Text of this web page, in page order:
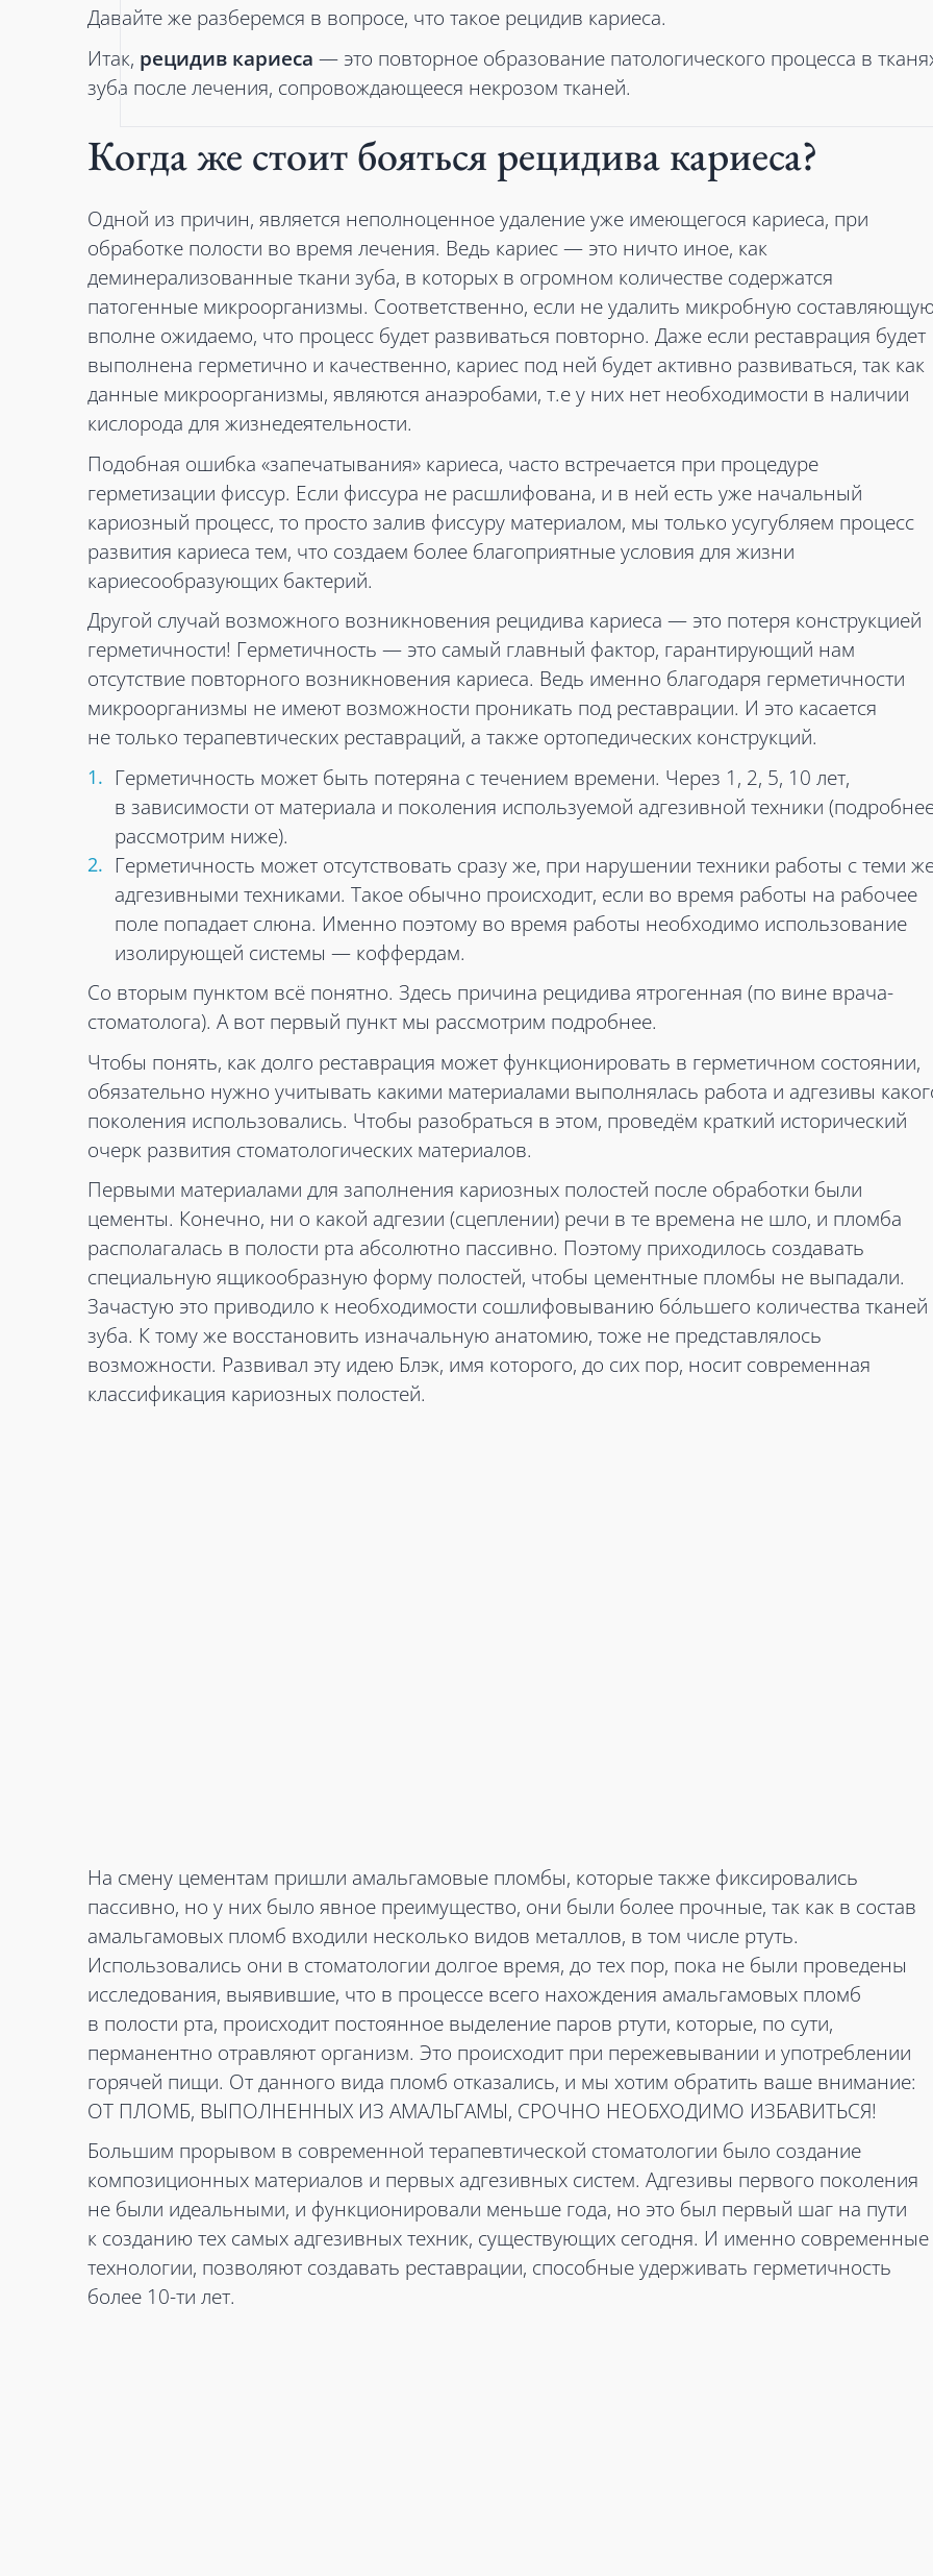
Давайте же разберемся в вопросе, что такое рецидив кариеса.
Итак, рецидив кариеса — это повторное образование патологического процесса в
зуба после лечения, сопровождающееся некрозом тканей.
Когда же стоит бояться рецидива кариеса?
Одной из причин, является неполноценное удаление уже имеющегося кариеса, при
обработке полости во время лечения. Ведь кариес — это ничто иное, как
деминерализованные ткани зуба, в которых в огромном количестве содержатся
патогенные микроорганизмы. Соответственно, если не удалить микробную
вполне ожидаемо, что процесс будет развиваться повторно. Даже если реставрация будет
выполнена герметично и качественно, кариес под ней будет активно развиваться, так как
данные микроорганизмы, являются анаэробами, т.е у них нет необходимости в наличии
кислорода для жизнедеятельности.
Подобная ошибка «запечатывания» кариеса, часто встречается при процедуре
герметизации фиссур. Если фиссура не расшлифована, и в ней есть уже начальный
кариозный процесс, то просто залив фиссуру материалом, мы только усугубляем процесс
развития кариеса тем, что создаем более благоприятные условия для жизни
кариесообразующих бактерий.
Другой случай возможного возникновения рецидива кариеса — это потеря конструкцией
герметичности! Герметичность — это самый главный фактор, гарантирующий нам
отсутствие повторного возникновения кариеса. Ведь именно благодаря герметичности
микроорганизмы не имеют возможности проникать под реставрации. И это касается
не только терапевтических реставраций, а также ортопедических конструкций.
Герметичность может быть потеряна с течением времени. Через 1, 2, 5, 10 лет,
в зависимости от материала и поколения используемой адгезивной техники
рассмотрим ниже).
Герметичность может отсутствовать сразу же, при нарушении техники работы с теми
адгезивными техниками. Такое обычно происходит, если во время работы на рабочее
поле попадает слюна. Именно поэтому во время работы необходимо использование
изолирующей системы — коффердам.
Со вторым пунктом всё понятно. Здесь причина рецидива ятрогенная (по вине врача-
стоматолога). А вот первый пункт мы рассмотрим подробнее.
Чтобы понять, как долго реставрация может функционировать в герметичном состоянии,
обязательно нужно учитывать какими материалами выполнялась работа и адгезивы
поколения использовались. Чтобы разобраться в этом, проведём краткий исторический
очерк развития стоматологических материалов.
Первыми материалами для заполнения кариозных полостей после обработки были
цементы. Конечно, ни о какой адгезии (сцеплении) речи в те времена не шло, и пломба
располагалась в полости рта абсолютно пассивно. Поэтому приходилось создавать
специальную ящикообразную форму полостей, чтобы цементные пломбы не выпадали.
Зачастую это приводило к необходимости сошлифовыванию бóльшего количества тканей
зуба. К тому же восстановить изначальную анатомию, тоже не представлялось
возможности. Развивал эту идею Блэк, имя которого, до сих пор, носит современная
классификация кариозных полостей.
На смену цементам пришли амальгамовые пломбы, которые также фиксировались
пассивно, но у них было явное преимущество, они были более прочные, так как в состав
амальгамовых пломб входили несколько видов металлов, в том числе ртуть.
Использовались они в стоматологии долгое время, до тех пор, пока не были проведены
исследования, выявившие, что в процессе всего нахождения амальгамовых пломб
в полости рта, происходит постоянное выделение паров ртути, которые, по сути,
перманентно отравляют организм. Это происходит при пережевывании и употреблении
горячей пищи. От данного вида пломб отказались, и мы хотим обратить ваше внимание:
ОТ ПЛОМБ, ВЫПОЛНЕННЫХ ИЗ АМАЛЬГАМЫ, СРОЧНО НЕОБХОДИМО ИЗБАВИТЬСЯ!
Большим прорывом в современной терапевтической стоматологии было создание
композиционных материалов и первых адгезивных систем. Адгезивы первого поколения
не были идеальными, и функционировали меньше года, но это был первый шаг на пути
к созданию тех самых адгезивных техник, существующих сегодня. И именно современные
технологии, позволяют создавать реставрации, способные удерживать герметичность
более 10-ти лет.